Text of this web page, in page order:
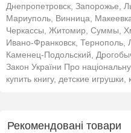
Днепропетровск, Запорожье,
Мариуполь, Винница,
Черкассы, Житомир, Суммы,
Ивано-Франковск, Тернополь,
Каменец-Подольский,
Закон України Про
купить книгу, детские игрушки,
Рекомендовані товари